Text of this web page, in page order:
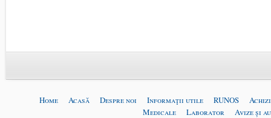
Home Acasă Despre noi Informaţii utile RUNOS
Medicale
Laborator Avize și